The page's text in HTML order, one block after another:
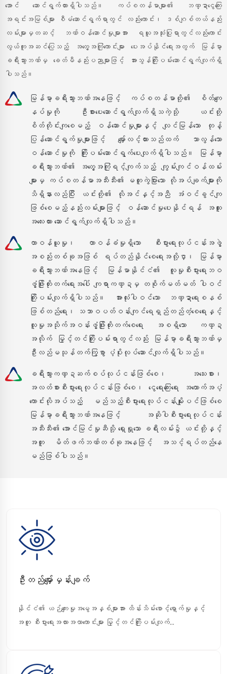
အောင် ဆောင်ရွက်ထားရှိပါသည်။ ကပ်စတန်မာများ၏ ဘဏ္ဍာငွေကြေး
အရင်းအမြစ်များ စီမံဆောင်ရွက်ရာတွင် လည်းကောင်း၊ ဒစ်ဂျစ်တယ်နည်း
လမ်းများမှတဆင့် ဘဏ်ဝန်ဆောင်မှုများအား ရယူအသုံးပြုရာတွင်လည်းကောင်း
လွယ်ကူအဆင်ပြေသည့် အတွေ့အကြုံကောင်းများ ပေးအပ်နိုင်ရေးအတွက် မြန်မာ့
ခရီးသွားဘဏ်မှ ခေတ်မီနည်းပညာများဖြင့် အားသွန်ကြိုးပမ်းဆောင်ရွက်လျက်ရှိ
ပါသည်။
မြန်မာ့ခရီးသွားဘဏ်အနေဖြင့် ကပ်စတန်မာတို့၏ စိတ်ကျေ
နပ်မှုကို ဦးစားပေးဆောင်ရွက်လျက်ရှိသကဲ့သို့ ယင်းတို့
စိတ်တိုင်းကျစေမည့် ဝန်ဆောင်မှုများနှင့် လျင်မြန်သော တုန့်
ပြန်ဆောင်ရွက်မှုများဖြင့် မျှော်လင့်ထားသည်ထက် သာလွန်သော
ဝန်ဆောင်မှုကို ကြိုးပမ်းဆောင်ရွက်ပေးလျက်ရှိပါသည်။ မြန်မာ့
ခရီးသွားဘဏ်၏ အတွေ့အကြုံရင့်ကျက်သည့် ကျွမ်းကျင်ဝန်ထမ်း
များမှ ကပ်စတန်မာအသီးသီး၏ မတူကွဲပြားသော လိုအပ်ချက်များကို
သိရှိနားလည်ပြီး ယင်းတို့၏ လိုအင်နှင့်အညီ အံဝင်ခွင်ကျ
ဖြစ်စေမည့်နည်းလမ်းများဖြင့် ဝန်ဆောင်မှုပေးနိုင်ရန် အထူး
အလေးထား ဆောင်ရွက်လျက်ရှိပါသည်။
တာဝန်ယူမှု၊ တာဝန်ခံမှုရှိသော စီးပွားရေးလုပ်ငန်းအဖွဲ့
အစည်းတစ်ခုအဖြစ် ရပ်တည်နိုင်စေရေးအလို့ငှာ၊ မြန်မာ့
ခရီးသွားဘဏ်အနေဖြင့် မြန်မာနိုင်ငံ၏ လူမှုစီးပွားရေးဘဝ
ဖွံ့ဖြိုးတိုးတက်ရေးအပေါ် ကျရာကဏ္ဍမှ တစိုက်မတ်မတ် ပါဝင်
ကြိုးပမ်းလျက်ရှိပါသည်။ အားလုံးပါဝင်သော ဘဏ္ဍာရေးစနစ်
ဖြစ်တည်ရေး၊ သဘာဝပတ်ဝန်းကျင်ရေရှည်တည်တံ့စေရေးနှင့်
လူမှုအသိုက်အဝန်းဖွံ့ဖြိုးတိုးတက်စေရေး အစရှိသော ကဏ္ဍ
အလိုက် မြှင့်တင်ကြိုးပမ်းရာတွင်လည်း မြန်မာ့ခရီးသွားဘဏ်မှ
ဦးလည်မသုန်တက်ကြွစွာ ပံ့ပိုးလုပ်ဆောင်လျက်ရှိပါသည်။
ခရီးသွားကဏ္ဍဆက်စပ်လုပ်ငန်းဖြစ်စေ၊ အသေးစား၊
အလတ်စားစီးပွားရေးလုပ်ငန်းဖြစ်စေ၊ ငွေရေးကြေးရေး အထောက်အပံ့
ကောင်းလိုအပ်သည့် မည်သည့်စီးပွားရေးလုပ်ငန်းမျိုးပင်ဖြစ်စေ
မြန်မာ့ခရီးသွားဘဏ်အနေဖြင့် အဆိုပါစီးပွားရေးလုပ်ငန်း
အသီးသီး၏ အောင်မြင်မှုဆီသို့ ရှေးရှုသော ခရီးလမ်း၌ ယင်းတို့နှင့်
အတူ မိတ်ဖက်ဘဏ်တစ်ခုအနေဖြင့် အသင့်ရပ်တည်နေ
မည်ဖြစ်ပါသည်။
ဦးတည်မျှော်မှန်းချက်
နိုင်ငံ၏ ယဉ်ကျေးမှုအမွေအနှစ်များအား ထိန်းသိမ်းစောင့်ရှောက်မှုနှင့်
အတူ စီးပွားရေးအလားအလာကောင်းများ မြှင့်တင်ကြိုးပမ်းလျက်...